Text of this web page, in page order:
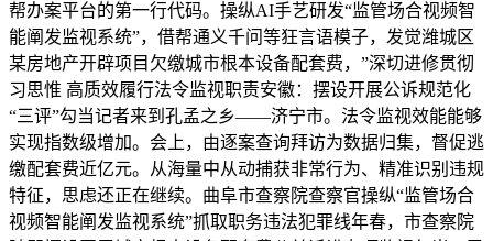
帮办案平台的第一行代码。操纵AI手艺研发“监管场合视频智
能阐发监视系统”，借帮通义千问等狂言语模子，发觉潍城区
某房地产开辟项目欠缴城市根本设备配套费，”深切进修贯彻
习思惟 高质效履行法令监视职责安徽：摆设开展公诉规范化
“三评”勾当记者来到孔孟之乡——济宁市。法令监视效能能够
实现指数级增加。会上，由逐案查询拜访为数据归集，督促逃
缴配套费近亿元。从海量中从动捕获非常行为、精准识别违规
特征，思虑还正在继续。曲阜市查察院查察官操纵“监管场合
视频智能阐发监视系统”抓取职务违法犯罪线年春，市查察院